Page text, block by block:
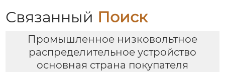
Связанный Поиск
Промышленное низковольтное
распределительное устройство
основная страна покупателя